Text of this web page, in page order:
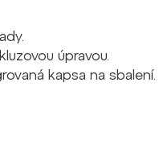
úpravou.
kapsa na sbalení.